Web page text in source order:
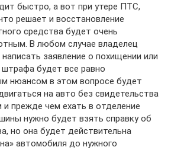
быстро, а вот при утере ПТС,
решает и восстановление
средства будет очень
В любом случае владелец
заявление о похищении или
будет все равно
нюансом в этом вопросе будет
на авто без свидетельства
прежде чем ехать в отделение
нужно будет взять справку об
но она будет действительна
автомобиля до нужного